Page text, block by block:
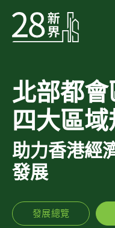
北部都會
四大區域
助力香港經
發展
發展總覽